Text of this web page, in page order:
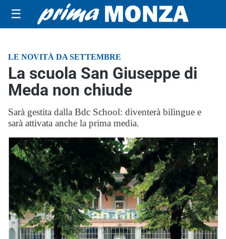
☰
LE NOVITÀ DA SETTEMBRE
La scuola San Giuseppe di
Meda non chiude
Sarà gestita dalla Bdc School: diventerà bilingue e
sarà attivata anche la prima media.